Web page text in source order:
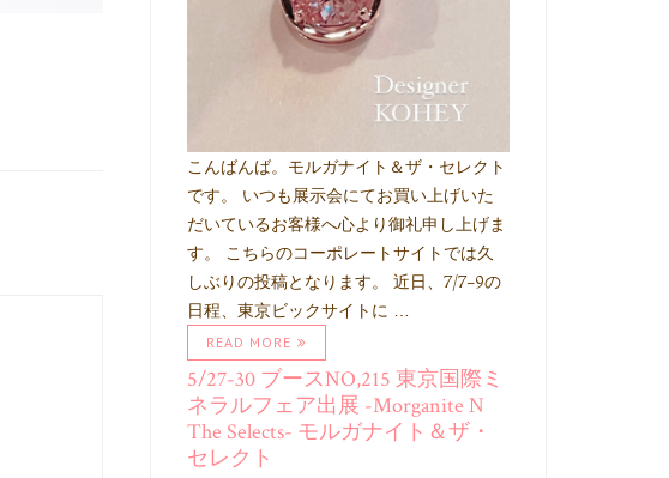
こんばんば。モルガナイト＆ザ・セレクト
です。 いつも展示会にてお買い上げいた
だいているお客様へ心より御礼申し上げま
す。 こちらのコーポレートサイトでは久
しぶりの投稿となります。 近日、7/7-9の
日程、東京ビックサイトに …
READ MORE
5/27-30 ブースNO,215 東京国際ミ
ネラルフェア出展 -Morganite N
The Selects- モルガナイト＆ザ・
セレクト